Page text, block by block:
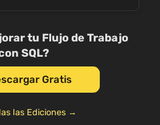
tu Flujo de Trabajo
SQL?
Gratis
las Ediciones →